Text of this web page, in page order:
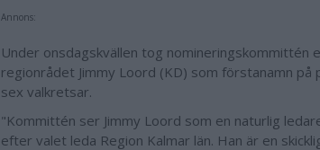
Annons:
Under onsdagskvällen tog nomineringskommittén
regionrådet Jimmy Loord (KD) som förstanamn
sex valkretsar.
"Kommittén ser Jimmy Loord som en naturlig
efter valet leda Region Kalmar län. Han är en